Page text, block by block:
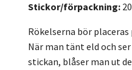
Stickor/förpackning: 20
Rökelserna bör
När man tänt eld och
stickan, blåser man ut